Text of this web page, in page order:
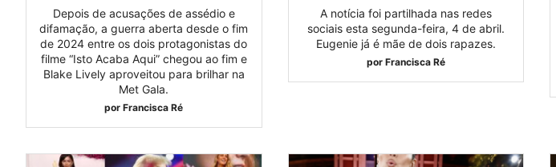
Depois de acusações de assédio e
difamação, a guerra aberta desde o fim
de 2024 entre os dois protagonistas do
filme “Isto Acaba Aqui” chegou ao fim e
Blake Lively aproveitou para brilhar na
Met Gala.
por Francisca Ré
A notícia foi partilhada nas redes
sociais esta segunda-feira, 4 de abril.
Eugenie já é mãe de dois rapazes.
por Francisca Ré